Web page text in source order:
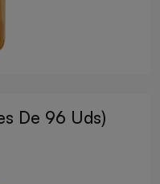
De 96 Uds)